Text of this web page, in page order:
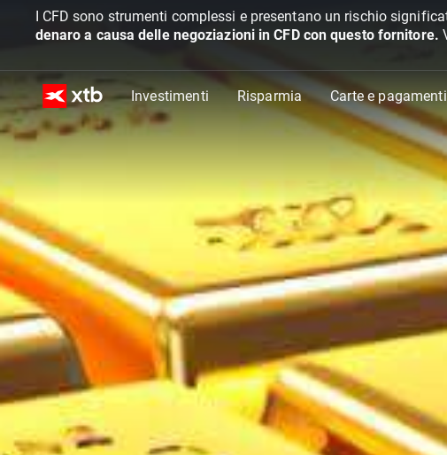
I CFD sono strumenti complessi e presentano un rischio
denaro a causa delle negoziazioni in CFD con questo fornitore.
Investimenti Risparmia Carte e pagamenti